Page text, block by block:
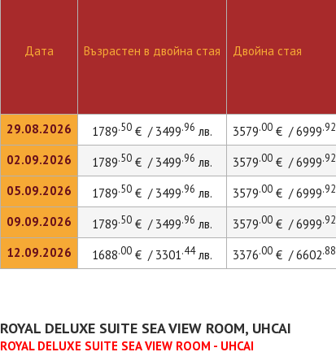
Дата
29.08.2026
02.09.2026
05.09.2026
09.09.2026
12.09.2026
Възрастен в двойна стая Двойна стая
1789.50 € / 3499.96 лв. 3579.00 € / 6999.92
1789.50 € / 3499.96 лв. 3579.00 € / 6999.92
1789.50 € / 3499.96 лв. 3579.00 € / 6999.92
1789.50 € / 3499.96 лв. 3579.00 € / 6999.92
1688.00 € / 3301.44лв. 3376.00 € / 6602.88
ROYAL DELUXE SUITE SEA VIEW ROOM, UHCAI
ROYAL DELUXE SUITE SEA VIEW ROOM - UHCAI